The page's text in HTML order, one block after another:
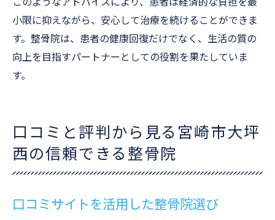
小限に抑えながら、安心して治療を続けることができま
す。整骨院は、患者の健康回復だけでなく、生活の質の
向上を目指すパートナーとしての役割を果たしていま
す。
口コミと評判から見る宮崎市大坪
西の信頼できる整骨院
口コミサイトを活用した整骨院選び